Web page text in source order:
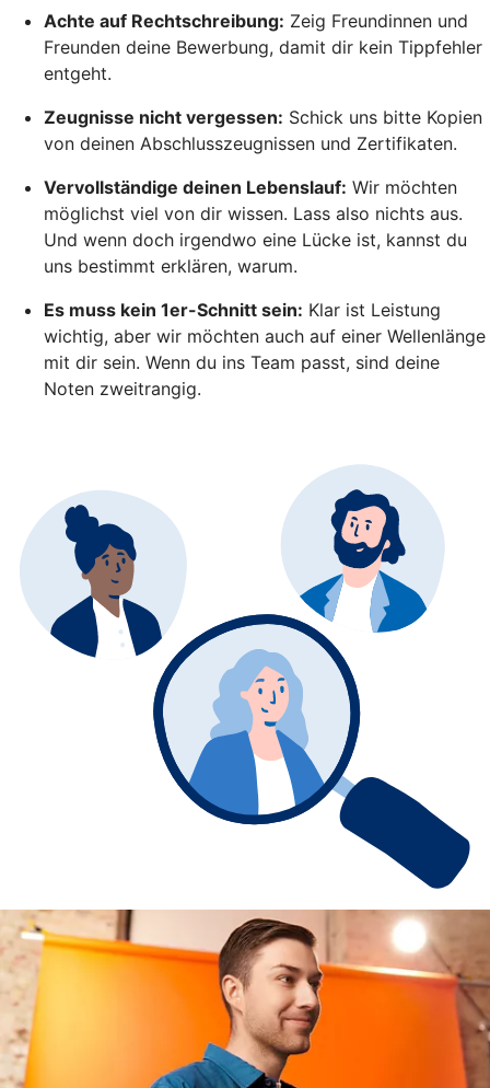
Achte auf Rechtschreibung: Zeig Freundinnen und
Freunden deine Bewerbung, damit dir kein Tippfehler
entgeht.
Zeugnisse nicht vergessen: Schick uns bitte Kopien
von deinen Abschlusszeugnissen und Zertifikaten.
Vervollständige deinen Lebenslauf: Wir möchten
möglichst viel von dir wissen. Lass also nichts aus.
Und wenn doch irgendwo eine Lücke ist, kannst du
uns bestimmt erklären, warum.
Es muss kein 1er-Schnitt sein: Klar ist Leistung
wichtig, aber wir möchten auch auf einer Wellenlänge
mit dir sein. Wenn du ins Team passt, sind deine
Noten zweitrangig.